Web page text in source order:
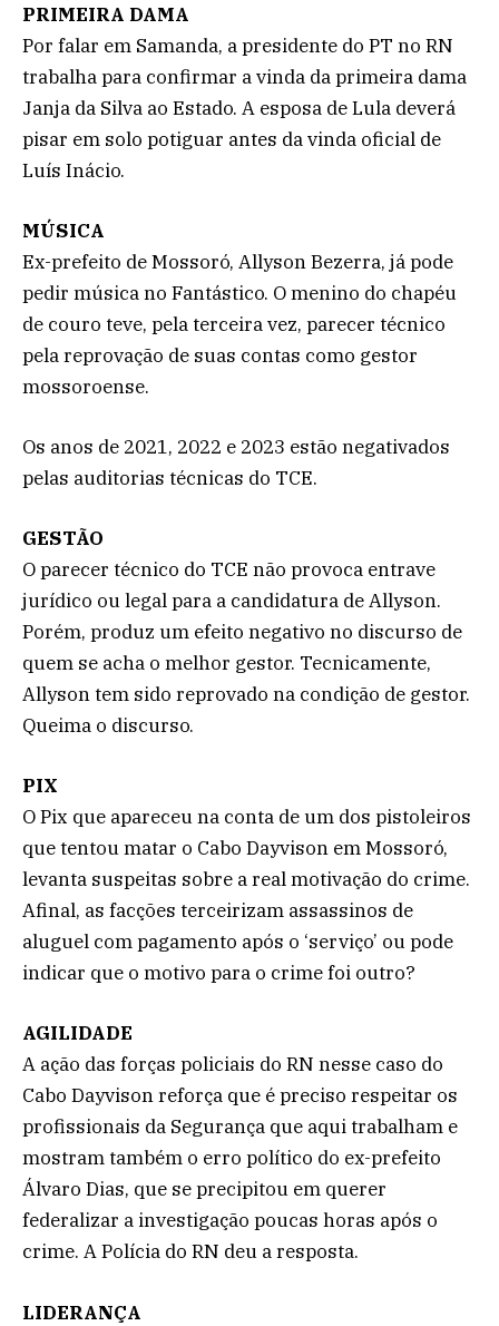
PRIMEIRA DAMA
Por falar em Samanda, a presidente do PT no RN
trabalha para confirmar a vinda da primeira dama
Janja da Silva ao Estado. A esposa de Lula deverá
pisar em solo potiguar antes da vinda oficial de
Luís Inácio.
MÚSICA
Ex-prefeito de Mossoró, Allyson Bezerra, já pode
pedir música no Fantástico. O menino do chapéu
de couro teve, pela terceira vez, parecer técnico
pela reprovação de suas contas como gestor
mossoroense.
Os anos de 2021, 2022 e 2023 estão negativados
pelas auditorias técnicas do TCE.
GESTÃO
O parecer técnico do TCE não provoca entrave
jurídico ou legal para a candidatura de Allyson.
Porém, produz um efeito negativo no discurso de
quem se acha o melhor gestor. Tecnicamente,
Allyson tem sido reprovado na condição de gestor.
Queima o discurso.
PIX
O Pix que apareceu na conta de um dos pistoleiros
que tentou matar o Cabo Dayvison em Mossoró,
levanta suspeitas sobre a real motivação do crime.
Afinal, as facções terceirizam assassinos de
aluguel com pagamento após o ‘serviço’ ou pode
indicar que o motivo para o crime foi outro?
AGILIDADE
A ação das forças policiais do RN nesse caso do
Cabo Dayvison reforça que é preciso respeitar os
profissionais da Segurança que aqui trabalham e
mostram também o erro político do ex-prefeito
Álvaro Dias, que se precipitou em querer
federalizar a investigação poucas horas após o
crime. A Polícia do RN deu a resposta.
LIDERANÇA